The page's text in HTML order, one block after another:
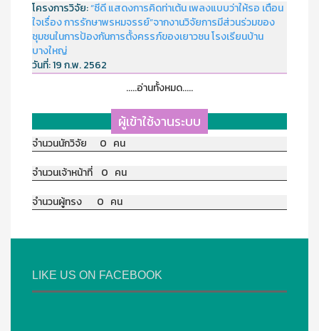
โครงการวิจัย:“ซีดี แสดงการคิดท่าเต้น เพลงแบบว่าให้รอ เตือน
ใจเรื่อง การรักษาพรหมจรรย์”จากงานวิจัยการมีส่วนร่วมของ
ชุมชนในการป้องกันการตั้งครรภ์ของเยาวชน โรงเรียนบ้าน
บางใหญ่
วันที่:19 ก.พ. 2562
.....อ่านทั้งหมด.....
ผู้เข้าใช้งานระบบ
จำนวนนักวิจัย 0 คน
จำนวนเจ้าหน้าที่ 0 คน
จำนวนผู้ทรง 0 คน
LIKE US ON FACEBOOK